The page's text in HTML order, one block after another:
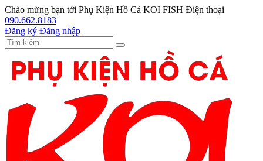
Chào mừng bạn tới Phụ Kiện Hồ Cá KOI FISH Điện thoại
090.662.8183
Đăng ký Đăng nhập